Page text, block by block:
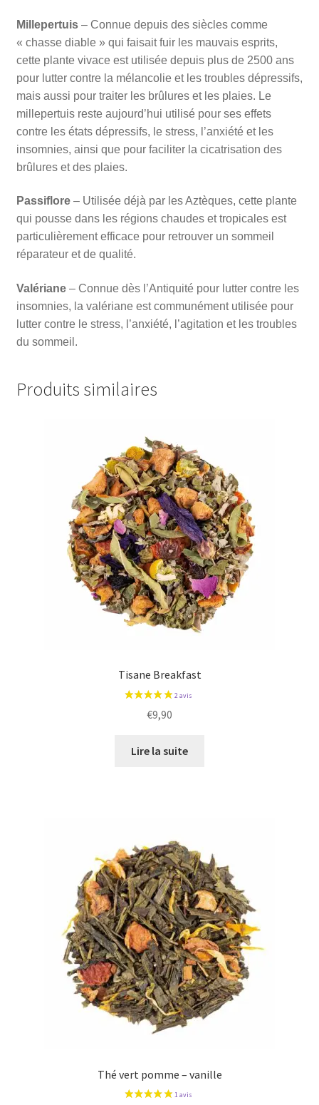
Millepertuis– Connue depuis des siècles comme
« chasse diable » qui faisait fuir les mauvais esprits,
cette plante vivace est utilisée depuis plus de 2500 ans
pour lutter contre la mélancolie et les troubles dépressifs,
mais aussi pour traiter les brûlures et les plaies. Le
millepertuis reste aujourd’hui utilisé pour ses effets
contre les états dépressifs, le stress, l’anxiété et les
insomnies, ainsi que pour faciliter la cicatrisation des
brûlures et des plaies.
Passiflore – Utilisée déjà par les Aztèques, cette plante
qui pousse dans les régions chaudes et tropicales est
particulièrement efficace pour retrouver un sommeil
réparateur et de qualité.
Valériane– Connue dès l’Antiquité pour lutter contre les
insomnies, la valériane est communément utilisée pour
lutter contre le stress, l’anxiété, l’agitation et les troubles
du sommeil.
Produits similaires
Tisane Breakfast
€9,90
Lire la suite
Thé vert pomme – vanille